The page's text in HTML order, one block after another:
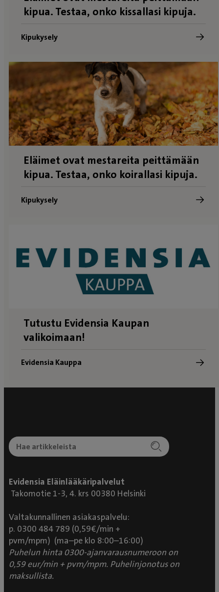
kipua. Testaa, onko kissallasi kipuja.
Kipukysely
Eläimet ovat mestareita peittämään
kipua. Testaa, onko koirallasi kipuja.
Kipukysely
Tutustu Evidensia Kaupan
valikoimaan!
Evidensia Kauppa
Evidensia Eläinlääkäripalvelut
Takomotie 1-3, 4. krs 00380 Helsinki
Valtakunnallinen asiakaspalvelu:
p. 0300 484 789 (0,59€/min +
pvm/mpm) (ma–pe klo 8:00–16:00)
Puhelun hinta 0300-ajanvarausnumeroon on
0,59 eur/min + pvm/mpm. Puhelinjonotus on
maksullista.